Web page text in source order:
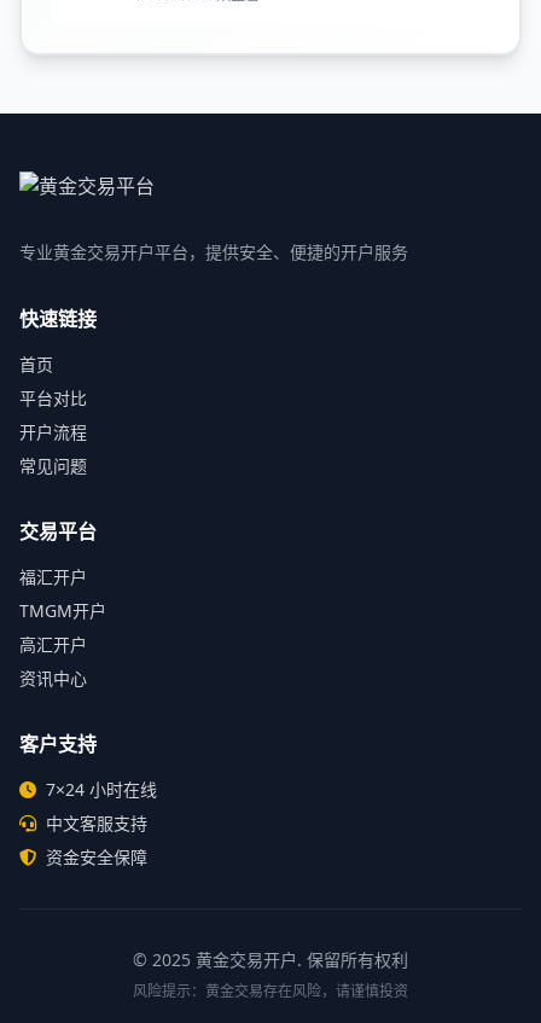
专业黄金交易开户平台，提供安全、便捷的开户服务
快速链接
首页
平台对比
开户流程
常见问题
交易平台
福汇开户
TMGM开户
高汇开户
资讯中心
客户支持
7×24 小时在线
中文客服支持
资金安全保障
© 2025 黄金交易开户. 保留所有权利
风险提示：黄金交易存在风险，请谨慎投资